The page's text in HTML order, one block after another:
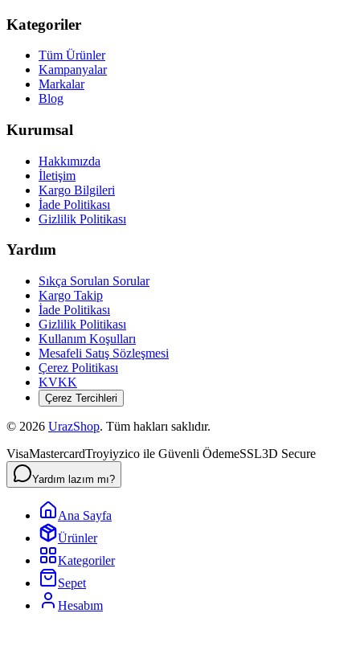
Kategoriler
Tüm Ürünler
Kampanyalar
Markalar
Blog
Kurumsal
Hakkımızda
İletişim
Kargo Bilgileri
İade Politikası
Gizlilik Politikası
Yardım
Sıkça Sorulan Sorular
Kargo Takip
İade Politikası
Gizlilik Politikası
Kullanım Koşulları
Mesafeli Satış Sözleşmesi
Çerez Politikası
KVKK
Çerez Tercihleri
© 2026 UrazShop. Tüm hakları saklıdır.
VisaMastercardTroyiyzico ile Güvenli ÖdemeSSL3D Secure
Yardım lazım mı?
Ana Sayfa
Ürünler
Kategoriler
Sepet
Hesabım